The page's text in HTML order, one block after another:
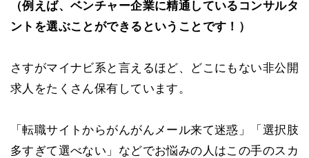
（例えば、ベンチャー企業に精通しているコンサルタ
ントを選ぶことができるということです！）
さすがマイナビ系と言えるほど、どこにもない非公開
求人をたくさん保有しています。
「転職サイトからがんがんメール来て迷惑」「選択肢
多すぎて選べない」などでお悩みの人はこの手のスカ